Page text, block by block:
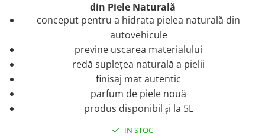
din Piele Naturală
conceput pentru a hidrata pielea naturală din
autovehicule
previne uscarea materialului
redă suplețea naturală a pielii
finisaj mat autentic
parfum de piele nouă
produs disponibil și la 5L
IN STOC